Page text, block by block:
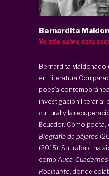
Bernardita
Ve más sobre esta
Bernardita Maldonado
en Literatura
poesía
investigación literaria,
cultural y la
Ecuador. Como
Biografía de pájaros
(2015). Su trabajo ha
como Auca,
Rocinante, donde